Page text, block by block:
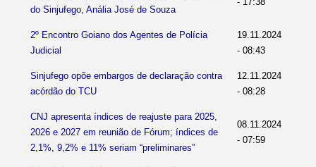
do Sinjufego, Anália José de Souza
2º Encontro Goiano dos Agentes de Polícia
Judicial
19.11.2024
- 08:43
Sinjufego opõe embargos de declaração contra
acórdão do TCU
12.11.2024
- 08:28
CNJ apresenta índices de reajuste para 2025,
2026 e 2027 em reunião de Fórum; índices de
2,1%, 9,2% e 11% seriam “preliminares”
08.11.2024
- 07:59